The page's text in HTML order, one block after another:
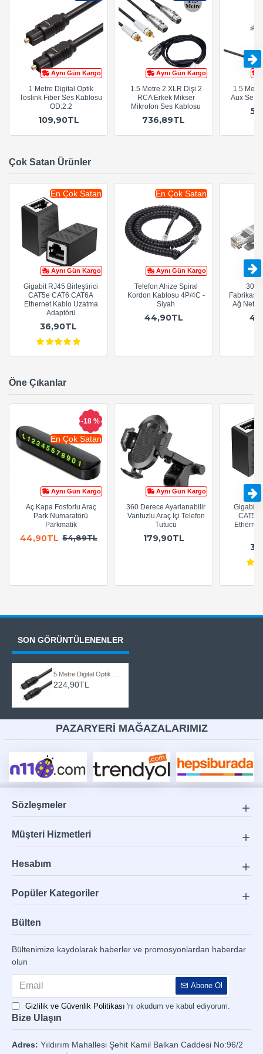
Aynı Gün Kargo
1 Metre Digital Optik
Toslink Fiber Ses Kablosu
OD:2.2
109,90TL
Aynı Gün Kargo
1.5 Metre 2 XLR Dişi 2
RCA Erkek Mikser
Mikrofon Ses Kablosu
736,89TL
1.5
Aux Ses
Çok Satan Ürünler
Aynı Gün Kargo
En Çok Satan
Gigabit RJ45 Birleştirici
CAT5e CAT6 CAT6A
Ethernet Kablo Uzatma
Adaptörü
36,90TL
Aynı Gün Kargo
En Çok Satan
Telefon Ahize Spiral
Kordon Kablosu 4P/4C -
Siyah
44,90TL
Ağ
Öne Çıkanlar
Aynı Gün Kargo
En Çok Satan
-18 %
Aç Kapa Fosforlu Araç
Park Numaratörü
Parkmatik
44,90TL 54,89TL
Aynı Gün Kargo
360 Derece Ayarlanabilir
Vantuzlu Araç İçi Telefon
Tutucu
179,90TL
Gigabit
CAT5e
SON GÖRÜNTÜLENENLER
224,90TL
PAZARYERİ MAĞAZALARIMIZ
Sözleşmeler
Müşteri Hizmetleri
Hesabım
Popüler Kategoriler
Bülten
Bültenimize kaydolarak haberler ve promosyonlardan haberdar
olun
Abone Ol
Gizlilik ve Güvenlik Politikası 'ni okudum ve kabul ediyorum.
Bize Ulaşın
Adres: Yıldırım Mahallesi Şehit Kamil Balkan Caddesi No:96/2